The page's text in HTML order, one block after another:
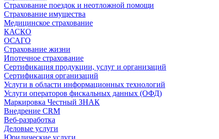
Страхование поездок и неотложной помощи
Страхование имущества
Медицинское страхование
КАСКО
ОСАГО
Страхование жизни
Ипотечное страхование
Сертификация продукции, услуг и организаций
Сертификация организаций
Услуги в области информационных технологий
Услуги операторов фискальных данных (ОФД)
Маркировка Честный ЗНАК
Внедрение CRM
Веб-разработка
Деловые услуги
Юридические услуги